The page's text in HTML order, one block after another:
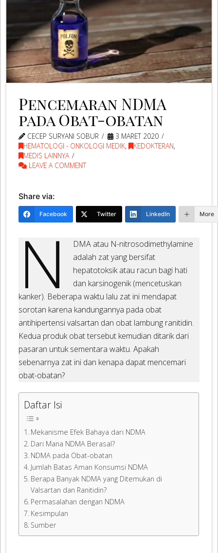
Pencemaran NDMA
pada Obat-obatan
CECEP SURYANI SOBUR
3 MARET 2020
HEMATOLOGI - ONKOLOGI MEDIK, KEDOKTERAN,
MEDIS LAINNYA
LEAVE A COMMENT
Share via:
Facebook Twitter LinkedIn More
N
DMA atau N-nitrosodimethylamine
adalah zat yang bersifat
hepatotoksik atau racun bagi hati
dan karsinogenik (mencetuskan
kanker). Beberapa waktu lalu zat ini mendapat
sorotan karena kandungannya pada obat
antihipertensi valsartan dan obat lambung ranitidin.
Kedua produk obat tersebut kemudian ditarik dari
pasaran untuk sementara waktu. Apakah
sebenarnya zat ini dan kenapa dapat mencemari
obat-obatan?
Daftar Isi
Mekanisme Efek Bahaya dari NDMA
Dari Mana NDMA Berasal?
NDMA pada Obat-obatan
Jumlah Batas Aman Konsumsi NDMA
Berapa Banyak NDMA yang Ditemukan di
Valsartan dan Ranitidin?
Permasalahan dengan NDMA
Kesimpulan
Sumber